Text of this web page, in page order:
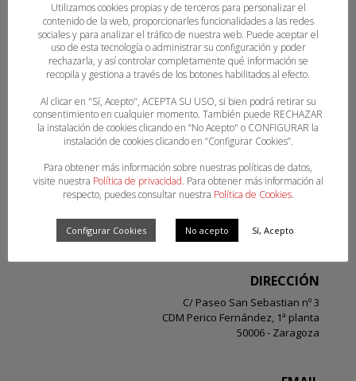
¡Síguenos en las redes sociales!
2020©Federación Aragonesa de Balonmano. Todos los
derechos reservados.
DIRECCIÓN
C/ Paseo San Sebastian nº 3
CDM Perico Fernández, 1ª planta
50006 - Zaragoza
Utilizamos cookies propias y de terceros para personalizar el
contenido de la web, proporcionarles funcionalidades a las redes
sociales y para analizar el tráfico de nuestra web. Puede aceptar el
uso de esta tecnología o administrar su configuración y poder
rechazarla, y así controlar completamente qué información se
recopila y gestiona a través de los botones habilitados al efecto.
Al clicar en "Sí, Acepto", ACEPTA SU USO, si bien podrá retirar su
consentimiento en cualquier momento. También puede RECHAZAR
la instalación de cookies clicando en “No Acepto" o CONFIGURAR la
instalación de cookies clicando en “Configurar Cookies”.
Para obtener más información sobre nuestras políticas de datos,
visite nuestra Política de privacidad. Para obtener más información al
respecto, puedes consultar nuestra Política de Cookies.
Configurar Cookies No acepto Sí, Acepto